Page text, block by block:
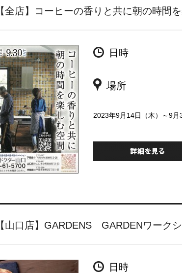
【全店】コーヒーの香りと共に朝の時
日時
場所
2023年9月14日（木）～9月
【山口店】GARDENS GARDENワーク
日時